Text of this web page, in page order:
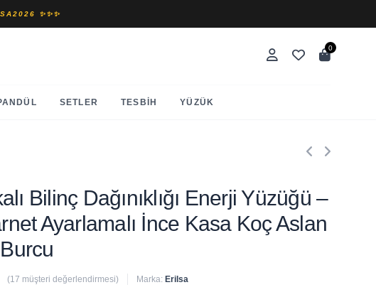
✨✨✨
0
SETLER TESBIH YÜZÜK
Bilinç Dağınıklığı Enerji Yüzüğü –
Ayarlamalı İnce Kasa Koç Aslan
(17 müşteri değerlendirmesi) Marka: Erilsa